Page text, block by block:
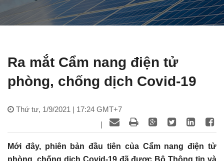
Ra mắt Cẩm nang điện tử
phòng, chống dịch Covid-19
Thứ tư, 1/9/2021 | 17:24 GMT+7
|
Mới đây, phiên bản đầu tiên của Cẩm nang điện tử
phòng, chống dịch Covid-19 đã được Bộ Thông tin và